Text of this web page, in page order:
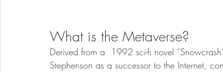
What is the Metaverse?
Derived from a  1992 sci-fi novel
Stephenson as a successor to the Internet,